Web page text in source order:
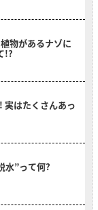
物があるナゾに
!?
実はたくさんあっ
水”って何?